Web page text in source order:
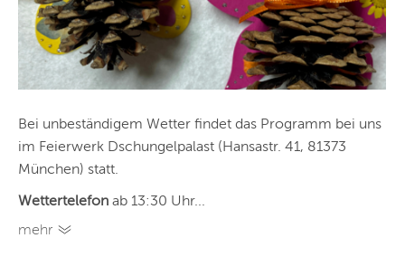
Bei unbeständigem Wetter findet das Programm bei uns
im Feierwerk Dschungelpalast (Hansastr. 41, 81373
München) statt.
Wettertelefon ab 13:30 Uhr...
mehr